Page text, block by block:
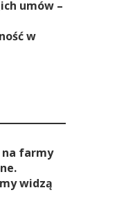
umów –
w
na farmy
widzą